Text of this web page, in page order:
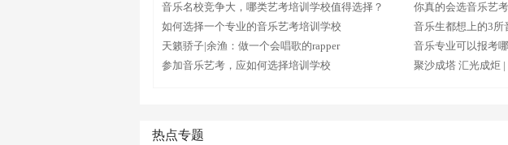
音乐名校竞争大，哪类艺考培训学校值得选择？
如何选择一个专业的音乐艺考培训学校
天籁骄子|余渔：做一个会唱歌的rapper
参加音乐艺考，应如何选择培训学校
你真的会选音乐艺
音乐生都想上的3所
音乐专业可以报考
聚沙成塔 汇光成炬
热点专题